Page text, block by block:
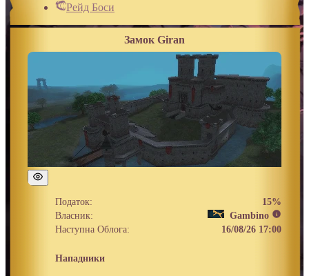
Рейд Боси
Замок Giran
Податок:
15%
Власник:
Gambino
Наступна Облога:
16/08/26 17:00
Нападники